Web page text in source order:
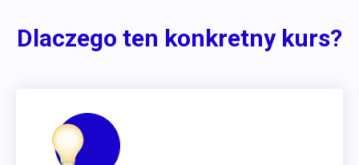
Dlaczego ten konkretny kurs?